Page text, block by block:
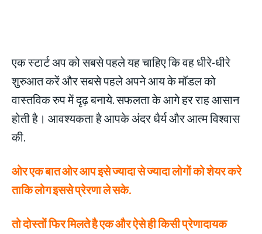
एक स्टार्ट अप को सबसे पहले यह चाहिए कि वह धीरे-धीरे
शुरुआत करें और सबसे पहले अपने आय के मॉडल को
वास्तविक रुप में दृढ़ बनाये. सफलता के आगे हर राह आसान
होती है। आवश्यकता है आपके अंदर धैर्य और आत्म विश्वास
की.
ओर एक बात ओर आप इसे ज्यादा से ज्यादा लोगों को शेयर करे
ताकि लोग इससे प्रेरणा ले सके.
तो दोस्तों फिर मिलते है एक और ऐसे ही किसी प्रेणादायक